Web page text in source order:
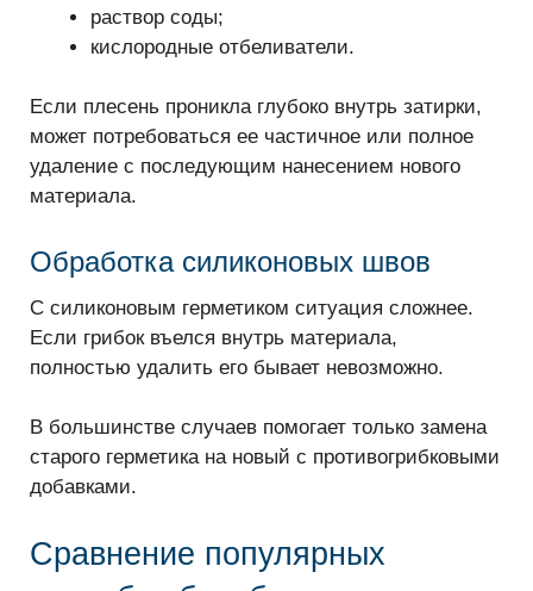
раствор соды;
кислородные отбеливатели.
Если плесень проникла глубоко внутрь затирки,
может потребоваться ее частичное или полное
удаление с последующим нанесением нового
материала.
Обработка силиконовых швов
С силиконовым герметиком ситуация сложнее.
Если грибок въелся внутрь материала,
полностью удалить его бывает невозможно.
В большинстве случаев помогает только замена
старого герметика на новый с противогрибковыми
добавками.
Сравнение популярных